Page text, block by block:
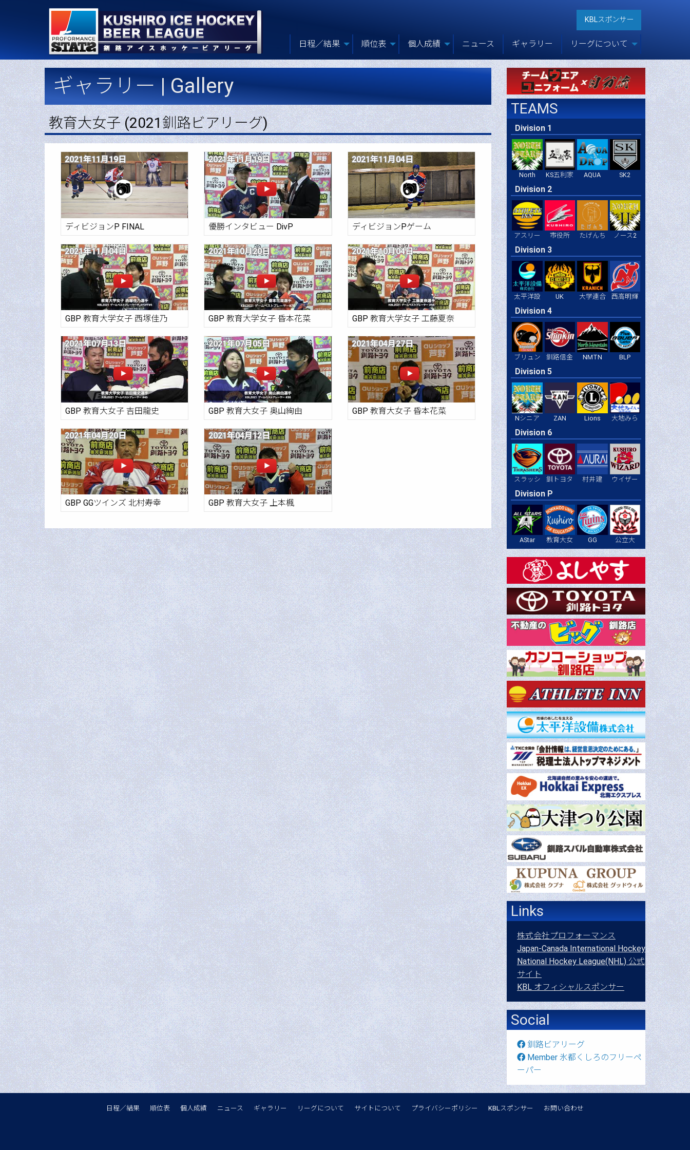
KBLスポンサー
日程／結果 順位表 個人成績 ニュース ギャラリー リーグについて
ギャラリー | Gallery
教育大女子 (2021釧路ビアリーグ)
2021年11月19日
ディビジョンP FINAL
2021年11月19日
優勝インタビュー DivP
2021年11月04日
ディビジョンPゲーム
2021年11月04日
GBP 教育大学女子 西塚佳乃
2021年10月20日
GBP 教育大学女子 昏本花菜
2021年10月04日
GBP 教育大学女子 工藤夏奈
2021年07月13日
GBP 教育大女子 吉田龍史
2021年07月05日
GBP 教育大女子 奥山絢由
2021年04月27日
GBP 教育大女子 昏本花菜
2021年04月20日
GBP GGツインズ 北村寿幸
2021年04月12日
GBP 教育大女子 上本楓
TEAMS
Division 1
North KS五利家 AQUA SK2
Division 2
アスリー 市役所 たげんち ノース2
Division 3
太平洋設 UK 大学連合 西高明輝
Division 4
ブリュン 釧路信金 NMTN BLP
Division 5
Nシニア ZAN Lions 大地みら
Division 6
スラッシ 釧トヨタ 村井建 ウイザー
Division P
AStar 教育大女 GG 公立大
Links
株式会社プロフォーマンス
Japan-Canada International Hockey
National Hockey League(NHL) 公式
サイト
KBL オフィシャルスポンサー
Social
釧路ビアリーグ
Member 氷都くしろのフリーペ
ーパー
日程／結果 順位表 個人成績 ニュース ギャラリー リーグについて サイトについて プライバシーポリシー KBLスポンサー お問い合わせ